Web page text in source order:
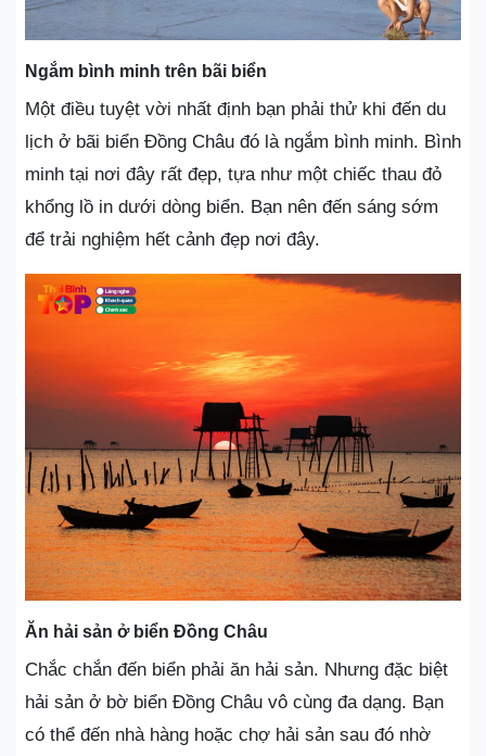
Ngắm bình minh trên bãi biển
Một điều tuyệt vời nhất định bạn phải thử khi đến du
lịch ở bãi biển Đồng Châu đó là ngắm bình minh. Bình
minh tại nơi đây rất đẹp, tựa như một chiếc thau đỏ
khổng lồ in dưới dòng biển. Bạn nên đến sáng sớm
để trải nghiệm hết cảnh đẹp nơi đây.
Ăn hải sản ở biển Đồng Châu
Chắc chắn đến biển phải ăn hải sản. Nhưng đặc biệt
hải sản ở bờ biển Đồng Châu vô cùng đa dạng. Bạn
có thể đến nhà hàng hoặc chợ hải sản sau đó nhờ